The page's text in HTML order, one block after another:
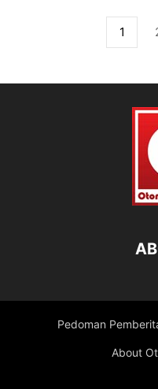
1
Pedoman
About